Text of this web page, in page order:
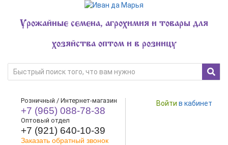
Урожайные семена, агрохимия и товары для
хозяйства оптом и в розницу
Розничный / Интернет-магазин
+7 (965) 088-78-38
Оптовый отдел
+7 (921) 640-10-39
Заказать обратный звонок
Войти в кабинет